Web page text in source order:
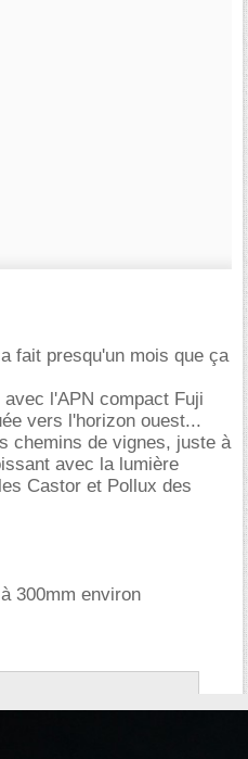
fait presqu'un mois que ça
l'APN compact Fuji
vers l'horizon ouest...
chemins de vignes, juste à
avec la lumière
Castor et Pollux des
300mm environ